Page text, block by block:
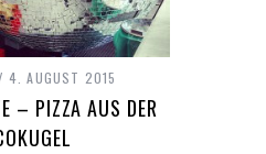
4. AUGUST 2015
– PIZZA AUS DER